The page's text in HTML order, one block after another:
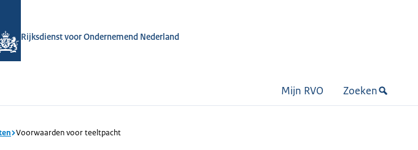
Rijksdienst voor Ondernemend Nederland
Mijn RVO Zoeken
Voorwaarden voor teeltpacht